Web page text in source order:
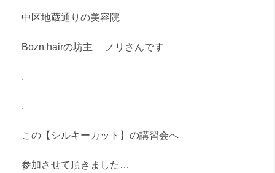
中区地蔵通りの美容院
Bozn hairの坊主 ノリさんです
.
.
この【シルキーカット】の講習会へ
参加させて頂きました…